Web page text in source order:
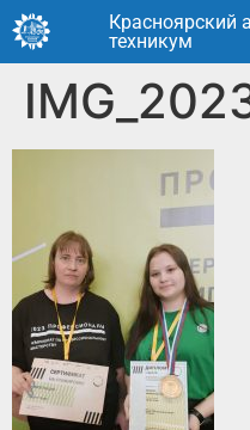
Красноярский
техникум